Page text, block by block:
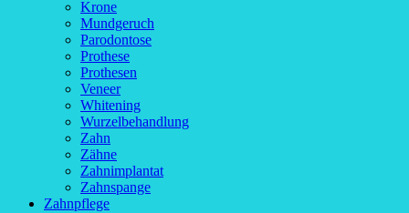
Krone
Mundgeruch
Parodontose
Prothese
Prothesen
Veneer
Whitening
Wurzelbehandlung
Zahn
Zähne
Zahnimplantat
Zahnspange
Zahnpflege